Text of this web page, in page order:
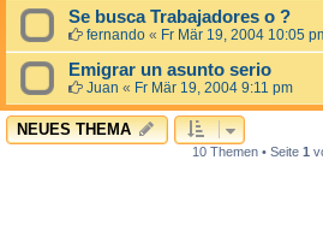
Se busca Trabajadores o ?
fernando « Fr Mär 19, 2004 10:05
Emigrar un asunto serio
Juan « Fr Mär 19, 2004 9:11 pm
NEUES THEMA
10 Themen • Seite 1